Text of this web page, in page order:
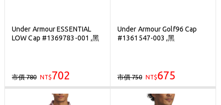
Under Armour ESSENTIAL
LOW Cap #1369783-001 ,黑
市價 780 NT$702
Under Armour Golf96 Cap
#1361547-003 ,黑
市價 750 NT$675